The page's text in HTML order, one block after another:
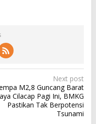
Next post
M2,8 Guncang Barat
Cilacap Pagi Ini, BMKG
Pastikan Tak Berpotensi
Tsunami